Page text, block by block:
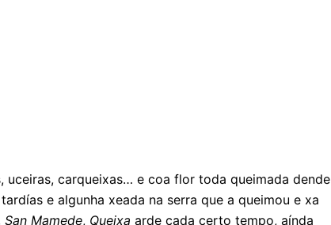
carqueixas… e coa flor toda queimada dende
e algunha xeada na serra que a queimou e xa
San Mamede, Queixa arde cada certo tempo, aínda